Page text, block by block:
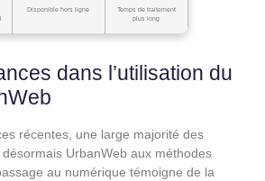
Disponible hors ligne
Temps de traitement
plus long
dans l’utilisation du
récentes, une large majorité des
UrbanWeb aux méthodes
au numérique témoigne de la